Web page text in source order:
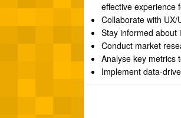
effective experience
Collaborate with
Stay informed about
Conduct market
Analyse key metrics
Implement data-